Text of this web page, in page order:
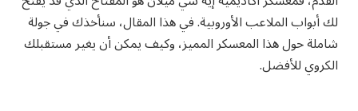
لك أبواب الملاعب الأوروبية. في هذا المقال، سنأخذك في جولة
شاملة حول هذا المعسكر المميز، وكيف يمكن أن يغير مستقبلك
الكروي للأفضل.